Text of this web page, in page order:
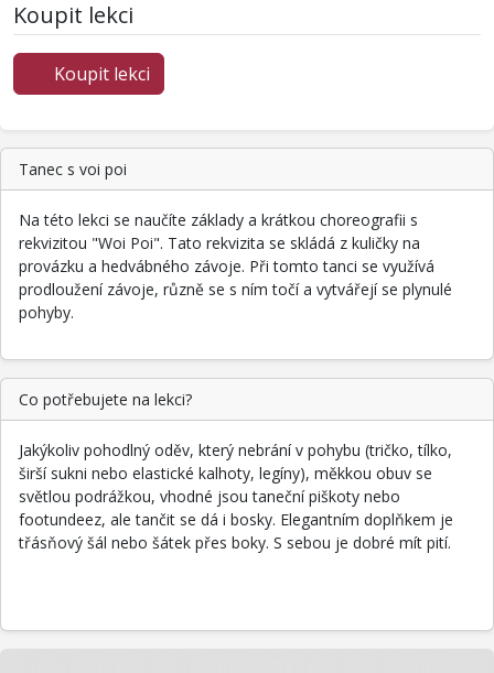
Koupit lekci
Koupit lekci
Tanec s voi poi
Na této lekci se naučíte základy a krátkou choreografii s
rekvizitou "Woi Poi". Tato rekvizita se skládá z kuličky na
provázku a hedvábného závoje. Při tomto tanci se využívá
prodloužení závoje, různě se s ním točí a vytvářejí se plynulé
pohyby.
Co potřebujete na lekci?
Jakýkoliv pohodlný oděv, který nebrání v pohybu (tričko, tílko,
širší sukni nebo elastické kalhoty, legíny), měkkou obuv se
světlou podrážkou, vhodné jsou taneční piškoty nebo
footundeez, ale tančit se dá i bosky. Elegantním doplňkem je
třásňový šál nebo šátek přes boky. S sebou je dobré mít pití.